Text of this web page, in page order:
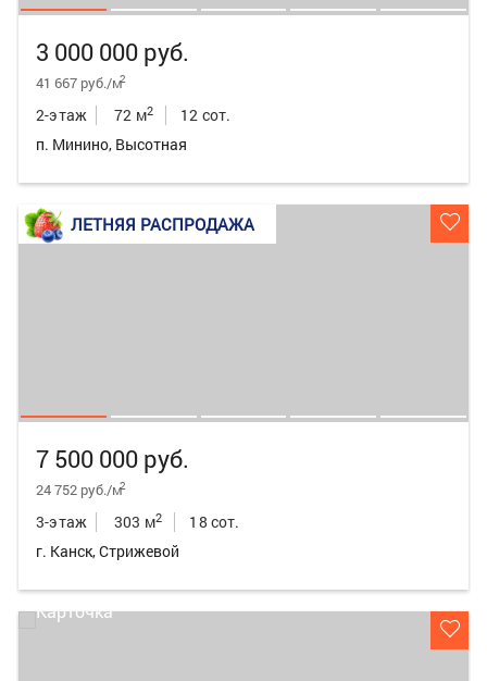
3 000 000 руб.
41 667 руб./м2
2-этаж 72 м2
12 сот.
п. Минино, Высотная
ЛЕТНЯЯ РАСПРОДАЖА
7 500 000 руб.
24 752 руб./м2
3-этаж 303 м2
18 сот.
г. Канск, Стрижевой